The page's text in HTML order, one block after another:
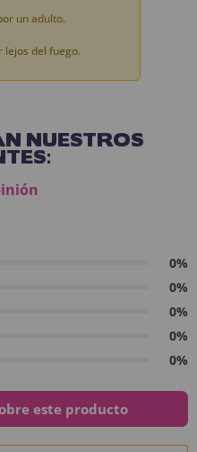
un adulto.
lejos del fuego.
NUESTROS
0%
0%
0%
0%
0%
este producto